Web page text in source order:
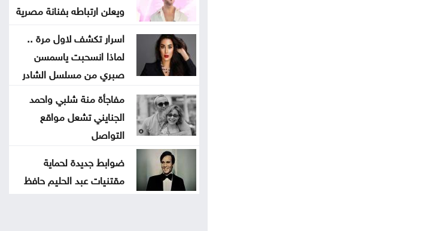
ويعلن ارتباطه بفنانة مصرية
اسرار تكشف لاول مرة ..
لماذا انسحبت ياسمسن
صبري من مسلسل الشادر
مفاجأة منة شلبي واحمد
الجنايني تشعل مواقع
التواصل
ضوابط جديدة لحماية
مقتنيات عبد الحليم حافظ